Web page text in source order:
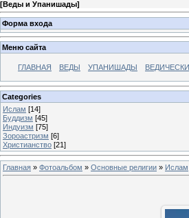
[Веды и Упанишады]
Форма входа
Меню сайта
ГЛАВНАЯ ВЕДЫ УПАНИШАДЫ
Categories
Ислам [14]
Буддизм [45]
Индуизм [75]
Зороастризм [6]
Христианство [21]
Главная » Фотоальбом » Основные религии » Ислам